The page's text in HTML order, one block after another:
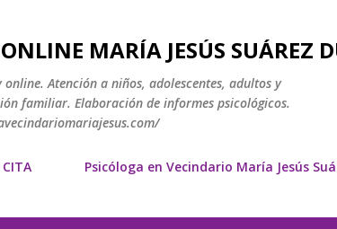
MARÍA JESÚS SUÁREZ
online. Atención a niños, adolescentes, adultos y
familiar. Elaboración de informes psicológicos.
CITA Psicóloga en Vecindario María Jesús